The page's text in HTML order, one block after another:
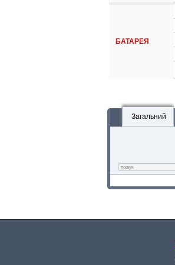
БАТАРЕЯ
Загальний